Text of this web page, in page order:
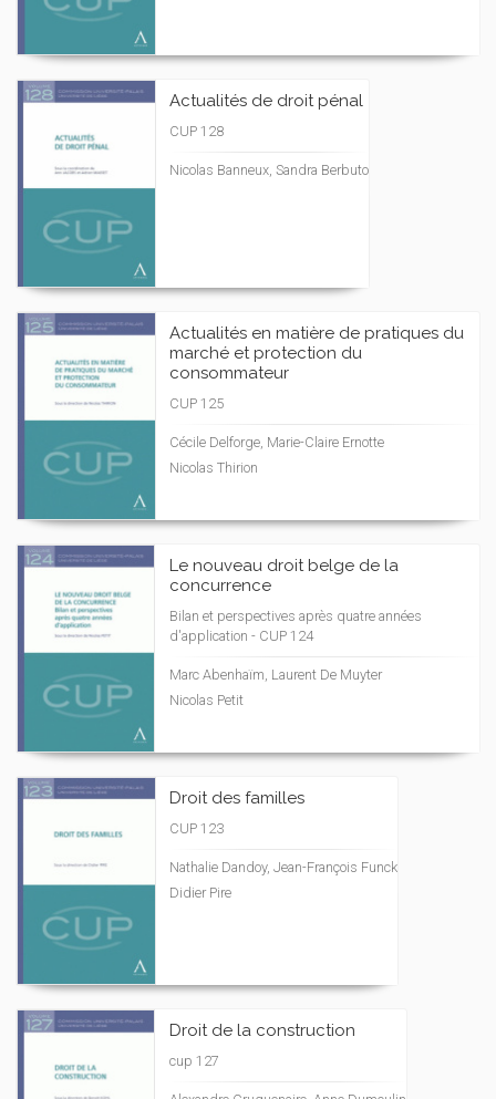
Actualités de droit pénal
CUP 128
Nicolas Banneux, Sandra Berbuto
Actualités en matière de pratiques du
marché et protection du
consommateur
CUP 125
Cécile Delforge, Marie-Claire Ernotte
Nicolas Thirion
Le nouveau droit belge de la
concurrence
Bilan et perspectives après quatre années
d'application - CUP 124
Marc Abenhaïm, Laurent De Muyter
Nicolas Petit
Droit des familles
CUP 123
Nathalie Dandoy, Jean-François Funck
Didier Pire
Droit de la construction
cup 127